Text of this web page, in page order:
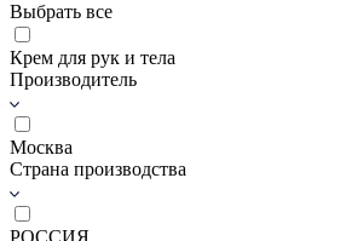
Выбрать все
Крем для рук и тела
Производитель
Москва
Страна производства